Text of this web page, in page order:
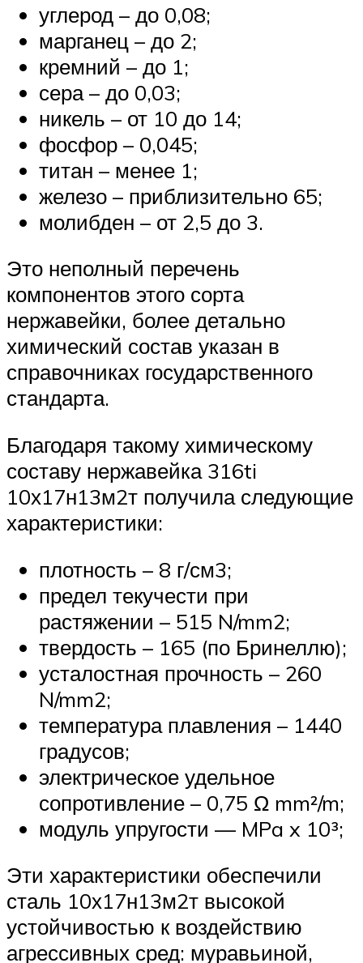
углерод – до 0,08;
марганец – до 2;
кремний – до 1;
сера – до 0,03;
никель – от 10 до 14;
фосфор – 0,045;
титан – менее 1;
железо – приблизительно 65;
молибден – от 2,5 до 3.
Это неполный перечень
компонентов этого сорта
нержавейки, более детально
химический состав указан в
справочниках государственного
стандарта.
Благодаря такому химическому
составу нержавейка 316ti
10х17н13м2т получила следующие
характеристики:
плотность – 8 г/см3;
предел текучести при
растяжении – 515 N/mm2;
твердость – 165 (по Бринеллю);
усталостная прочность – 260
N/mm2;
температура плавления – 1440
градусов;
электрическое удельное
сопротивление – 0,75 Ω mm²/m;
модуль упругости — MPa x 10³;
Эти характеристики обеспечили
сталь 10х17н13м2т высокой
устойчивостью к воздействию
агрессивных сред: муравьиной,